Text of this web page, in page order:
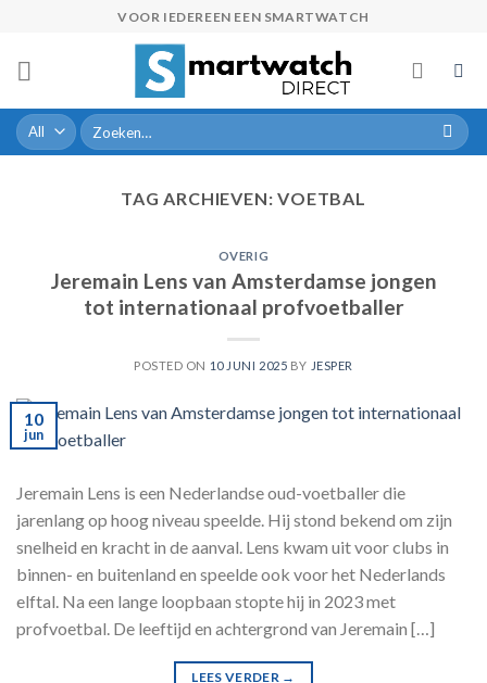
content
VOOR IEDEREEN EEN SMARTWATCH
Zoeken
naar:
TAG ARCHIEVEN:VOETBAL
OVERIG
Jeremain Lens van Amsterdamse jongen
tot internationaal profvoetballer
POSTED ON 10 JUNI 2025 BY JESPER
10
jun
Jeremain Lens is een Nederlandse oud-voetballer die
jarenlang op hoog niveau speelde. Hij stond bekend om zijn
snelheid en kracht in de aanval. Lens kwam uit voor clubs in
binnen- en buitenland en speelde ook voor het Nederlands
elftal. Na een lange loopbaan stopte hij in 2023 met
profvoetbal. De leeftijd en achtergrond van Jeremain […]
LEES VERDER →